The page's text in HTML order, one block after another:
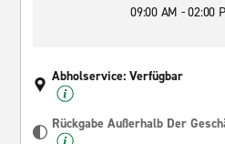
09:00 AM - 02:00
Abholservice: Verfügbar
Rückgabe Außerhalb Der